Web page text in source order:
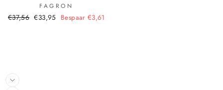
FAGRON
€37,56 €33,95 Bespaar €3,61